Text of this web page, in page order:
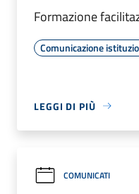
Formazione
Comunicazione
LEGGI DI PIÙ
COMUNICATI